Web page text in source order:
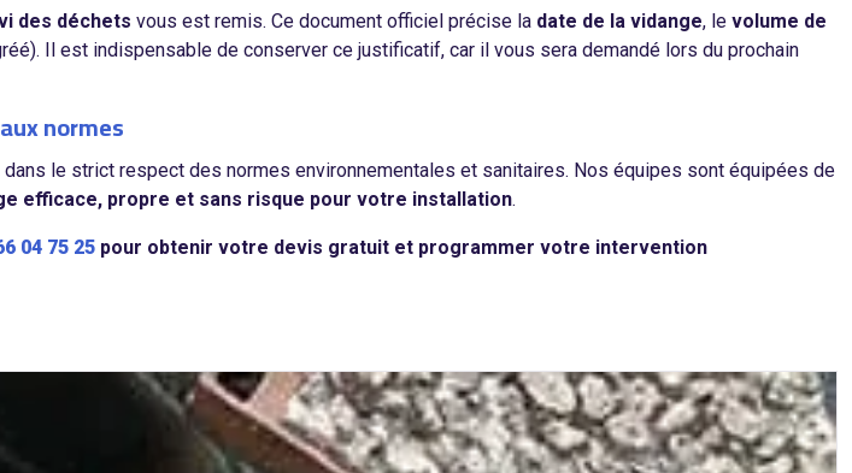
des déchets vous est remis. Ce document officiel précise la date de la vidange, le volume de
Il est indispensable de conserver ce justificatif, car il vous sera demandé lors du prochain
normes
le strict respect des normes environnementales et sanitaires. Nos équipes sont équipées de
efficace, propre et sans risque pour votre installation.
04 75 25 pour obtenir votre devis gratuit et programmer votre intervention